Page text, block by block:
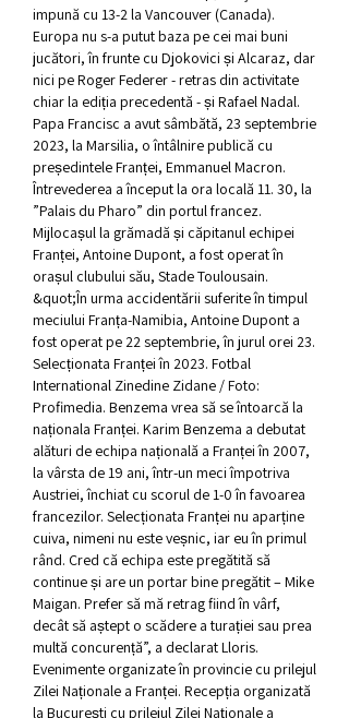
impună cu 13-2 la Vancouver (Canada).
Europa nu s-a putut baza pe cei mai buni
jucători, în frunte cu Djokovici și Alcaraz, dar
nici pe Roger Federer - retras din activitate
chiar la ediția precedentă - și Rafael Nadal.
Papa Francisc a avut sâmbătă, 23 septembrie
2023, la Marsilia, o întâlnire publică cu
președintele Franței, Emmanuel Macron.
Întrevederea a început la ora locală 11. 30, la
”Palais du Pharo” din portul francez.
Mijlocașul la grămadă și căpitanul echipei
Franței, Antoine Dupont, a fost operat în
orașul clubului său, Stade Toulousain.
&quot;În urma accidentării suferite în timpul
meciului Franța-Namibia, Antoine Dupont a
fost operat pe 22 septembrie, în jurul orei 23.
Selecționata Franței în 2023. Fotbal
International Zinedine Zidane / Foto:
Profimedia. Benzema vrea să se întoarcă la
naționala Franței. Karim Benzema a debutat
alături de echipa națională a Franței în 2007,
la vârsta de 19 ani, într-un meci împotriva
Austriei, închiat cu scorul de 1-0 în favoarea
francezilor. Selecționata Franței nu aparține
cuiva, nimeni nu este veșnic, iar eu în primul
rând. Cred că echipa este pregătită să
continue și are un portar bine pregătit – Mike
Maigan. Prefer să mă retrag fiind în vârf,
decât să aștept o scădere a turației sau prea
multă concurență”, a declarat Lloris.
Evenimente organizate în provincie cu prilejul
Zilei Naționale a Franței. Recepția organizată
la București cu prilejul Zilei Naționale a